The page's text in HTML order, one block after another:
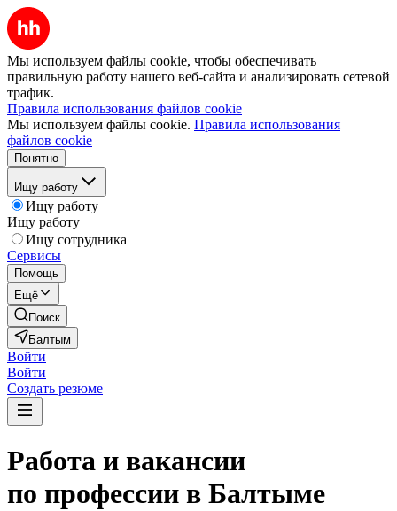
Мы используем файлы cookie, чтобы обеспечивать
правильную работу нашего веб-сайта и анализировать сетевой
трафик.
Правила использования файлов cookie
Мы используем файлы cookie. Правила использования
файлов cookie
Понятно
Ищу работу
Ищу работу
Ищу работу
Ищу сотрудника
Сервисы
Помощь
Ещё
Поиск
Балтым
Войти
Войти
Создать резюме
Работа и вакансии
по профессии в Балтыме